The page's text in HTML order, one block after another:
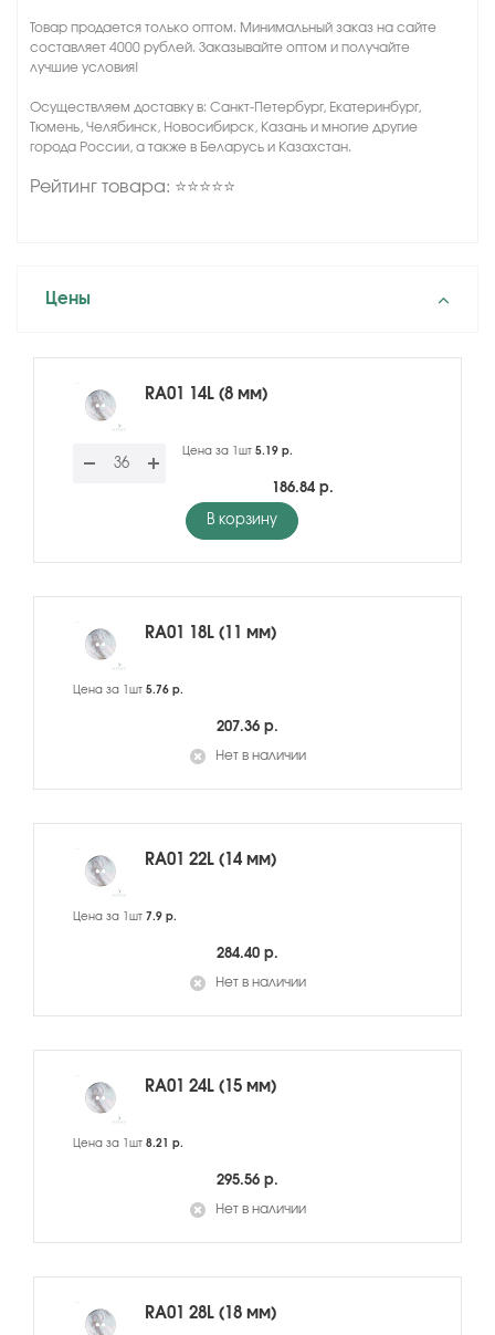
Товар продается только оптом. Минимальный заказ на сайте
составляет 4000 рублей. Заказывайте оптом и получайте
лучшие условия!
Осуществляем доставку в: Санкт-Петербург, Екатеринбург,
Тюмень, Челябинск, Новосибирск, Казань и многие другие
города России, а также в Беларусь и Казахстан.
Рейтинг товара: ⭐⭐⭐⭐⭐
Цены
RA01 14L (8 мм)
Цена за 1шт 5.19 р.
186.84 р.
В корзину
RA01 18L (11 мм)
Цена за 1шт 5.76 р.
207.36 р.
Нет в наличии
RA01 22L (14 мм)
Цена за 1шт 7.9 р.
284.40 р.
Нет в наличии
RA01 24L (15 мм)
Цена за 1шт 8.21 р.
295.56 р.
Нет в наличии
RA01 28L (18 мм)